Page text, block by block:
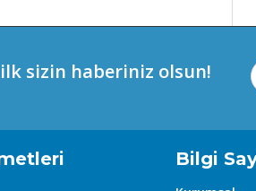
sizin haberiniz olsun!
Bilgi